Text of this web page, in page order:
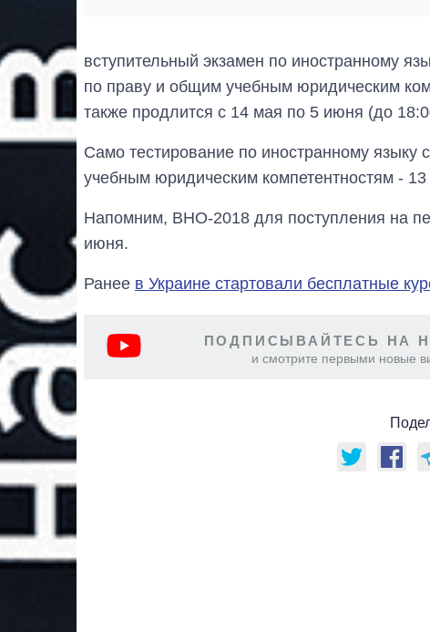
вступительный экзамен по иностранному
по праву и общим учебным юридическим
также продлится с 14 мая по 5 июня (до
Само тестирование по иностранному
учебным юридическим компетентностям -
Напомним, ВНО-2018 для поступления на
июня.
Ранее в Украине стартовали бесплатные
ПОДПИСЫВАЙТЕСЬ НА
и смотрите первыми новые